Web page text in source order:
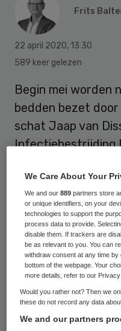
Frits
22 april 2020, 13:30
589 keer gelezen
Begin mei worden
bedden bezet
schat Jaap van
Infectiebestrijding
Dinsdag lagen er
op de ic’s.
Zonder
naar ic-bedden
zijn geweest, liet
keer zoveel als de
Nederland.
We Care About Your
We and our889 partners store
or unique identifiers, on your
technologies to support the
process data to provide.
disable them. If trackers are
be as relevant to you. You can
withdraw consent at any time
bottom of the webpage. Your
more details, refer to our Privacy
Would you rather not? Then we
these do not record any data
We and our partners